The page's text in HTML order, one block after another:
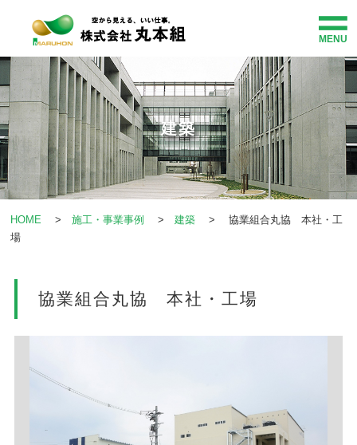
MENU
HOME
事業紹介
企業情報
施工・事業事例
お知らせ
お問い合わせ
建築
HOME >施工・事業事例 >建築 > 協業組合丸協 本社・工
場
協業組合丸協 本社・工場